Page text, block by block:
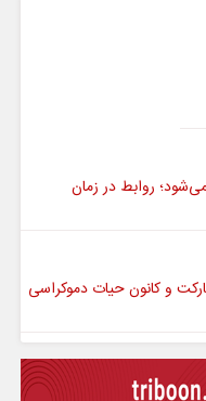
روابط در زمان
و کانون حیات دموکراسی